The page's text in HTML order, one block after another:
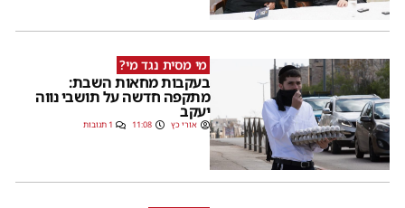
מי מסית נגד מי?
בעקבות מחאות השבת:
מתקפה חדשה על תושבי נווה
יעקב
אורי כץ 11:08 1 תגובות